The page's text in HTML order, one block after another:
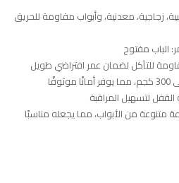
زجاجية، معدنية، وأبواب مقاومة للحريق
للتآكل لضمان عمر افتراضي طويل
من الأبواب، مما يجعله مناسبًا